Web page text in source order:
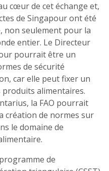
cœur de cet échange et,
de Singapour ont été
non seulement pour la
entier. Le Directeur
pourrait être un
de sécurité
car elle peut fixer un
alimentaires.
la FAO pourrait
création de normes sur
le domaine de
de